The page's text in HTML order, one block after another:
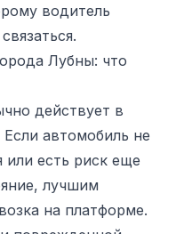
водитель
Лубны: что
действует в
Если автомобиль не
или есть риск еще
лучшим
на платформе.